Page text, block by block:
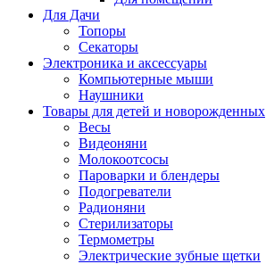
Для Дачи
Топоры
Секаторы
Электроника и аксессуары
Компьютерные мыши
Наушники
Товары для детей и новорожденных
Весы
Видеоняни
Молокоотсосы
Пароварки и блендеры
Подогреватели
Радионяни
Стерилизаторы
Термометры
Электрические зубные щетки